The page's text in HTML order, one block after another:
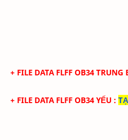
+ FILE DATAFLFF OB34 TRUNG
+ FILE DATAFLFF OB34 YẾU :